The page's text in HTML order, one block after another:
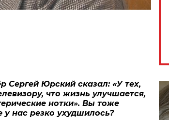
Сергей Юрский сказал: «У тех,
что жизнь улучшается,
нотки». Вы тоже
у нас резко ухудшилось?